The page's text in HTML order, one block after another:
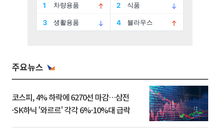
주요뉴스
코스피, 4% 하락에 6270선 마감…삼전
·SK하닉 '와르르' 각각 6%·10%대 급락